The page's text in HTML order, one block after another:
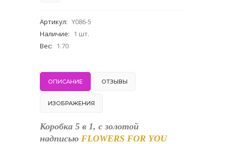
Артикул: Y086-5
Наличие:
1 шт.
Вес: 1.70
ОПИСАНИЕ ОТЗЫВЫ
ИЗОБРАЖЕНИЯ
Коробка 5 в 1, c золотой
надписью FLOWERS FOR YOU